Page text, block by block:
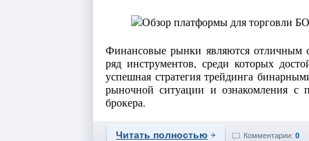
Финансовые рынки являются отличным
ряд инструментов, среди которых
успешная стратегия трейдинга
рыночной ситуации и ознакомления с
брокера.
Читать полностью Комментарии: 0